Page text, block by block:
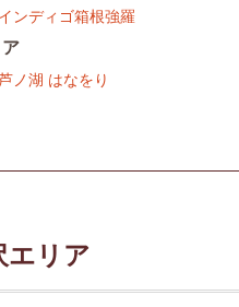
ンディゴ箱根強羅
ノ湖 はなをり
エリア